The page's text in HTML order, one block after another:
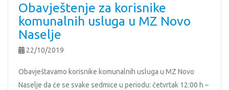
Obavještenje za korisnike
komunalnih usluga u MZ Novo
Naselje
22/10/2019
Obavještavamo korisnike komunalnih usluga u MZ Novo
Naselje da će se svake sedmice u periodu: četvrtak 12:00 h –